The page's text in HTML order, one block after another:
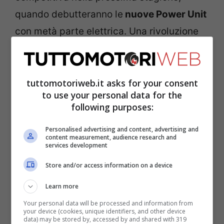
quando debutteranno le nuove Power Unit
con metà parte elettrica. Una rivoluzione
della Ford. Il quattro volte iridato,
nonostante le premesse, non siano
esaltanti ha deciso di rimanere nel drink
La squadra con sede a
giro di un anno, ha fatto a meno del
progettista Adrian Newey, del team
principal Christian Horner e dell’esperto
driver Sergio Perez. Lo scossone che ha
tuttomotoriweb.it asks for your consent
to use your personal data for the
following purposes:
Personalised advertising and content, advertising and
content measurement, audience research and
services development
Store and/or access information on a device
Learn more
Your personal data will be processed and information from
your device (cookies, unique identifiers, and other device
data) may be stored by, accessed by and shared with 319